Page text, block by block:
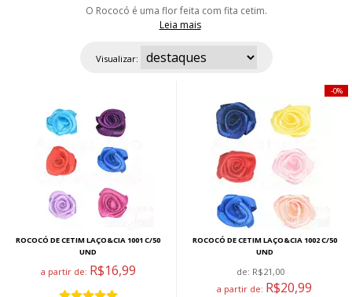
O Rococó é uma flor feita com fita cetim.
Leia mais
acabamento de lingerie, lembrancinhas, enfeites e artesanato em geral.
Aproveite nossas ofertas e envio rápido para todo Brasil!
Visualizar:
ROCOCÓ DE CETIM LAÇO&CIA 1001 C/50
UND
a partir de: R$16,99
ROCOCÓ DE CETIM LAÇO&CIA 1002 C/50
UND
de: R$21,00
a partir de: R$20,99
0%